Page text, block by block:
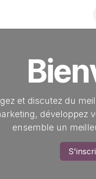
et discutez du
développez
ensemble un